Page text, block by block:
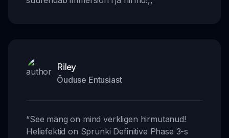
Riley
Õuduse Entusiast
“See mäng on mind verkligen hirmutanud!
Heliefektid on Sprunki Definitive Phase 3-s